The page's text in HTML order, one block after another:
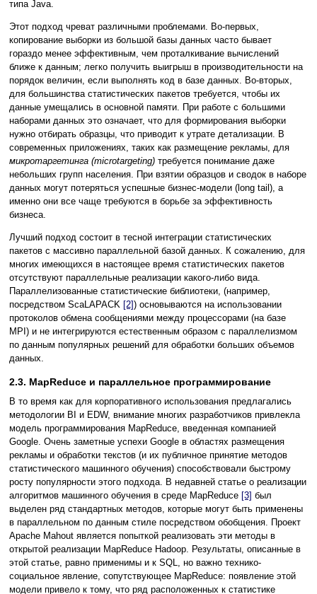
типа Java.
Этот подход чреват различными проблемами. Во-первых,
копирование выборки из большой базы данных часто бывает
гораздо менее эффективным, чем проталкивание вычислений
ближе к данным; легко получить выигрыш в производительности на
порядок величин, если выполнять код в базе данных. Во-вторых,
для большинства статистических пакетов требуется, чтобы их
данные умещались в основной памяти. При работе с большими
наборами данных это означает, что для формирования выборки
нужно отбирать образцы, что приводит к утрате детализации. В
современных приложениях, таких как размещение рекламы, для
микротаргетинга (microtargeting) требуется понимание даже
небольших групп населения. При взятии образцов и сводок в наборе
данных могут потеряться успешные бизнес-модели (long tail), а
именно они все чаще требуются в борьбе за эффективность
бизнеса.
Лучший подход состоит в тесной интеграции статистических
пакетов с массивно параллельной базой данных. К сожалению, для
многих имеющихся в настоящее время статистических пакетов
отсутствуют параллельные реализации какого-либо вида.
Параллелизованные статистические библиотеки, (например,
посредством ScaLAPACK [2]) основываются на использовании
протоколов обмена сообщениями между процессорами (на базе
MPI) и не интегрируются естественным образом с параллелизмом
по данным популярных решений для обработки больших объемов
данных.
2.3. MapReduce и параллельное программирование
В то время как для корпоративного использования предлагались
методологии BI и EDW, внимание многих разработчиков привлекла
модель программирования MapReduce, введенная компанией
Google. Очень заметные успехи Google в областях размещения
рекламы и обработки текстов (и их публичное принятие методов
статистического машинного обучения) способствовали быстрому
росту популярности этого подхода. В недавней статье о реализации
алгоритмов машинного обучения в среде MapReduce [3] был
выделен ряд стандартных методов, которые могут быть применены
в параллельном по данным стиле посредством обобщения. Проект
Apache Mahout является попыткой реализовать эти методы в
открытой реализации MapReduce Hadoop. Результаты, описанные в
этой статье, равно применимы и к SQL, но важно технико-
социальное явление, сопутствующее MapReduce: появление этой
модели привело к тому, что ряд расположенных к статистике